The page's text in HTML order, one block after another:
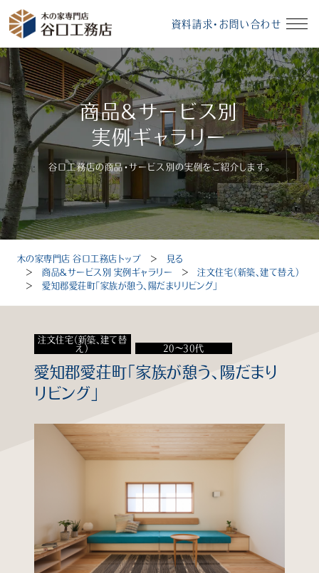
資料請求・お問い合わせ
イベント情報 資料請求・お問い合わせ
モデルハウス 無料相談会
受付時間：10～18時（定休日：毎週水曜、毎月第3火曜）
トップ
選ばれる理由
知る
見る
学ぶ
個人情報保護方針サイトマップ
商品＆サービス別
実例ギャラリー
谷口工務店の商品・サービス別の実例をご紹介します。
木の家専門店 谷口工務店トップ ＞
見る
＞商品＆サービス別 実例ギャラリー ＞注文住宅（新築、建て替え）
＞愛知郡愛荘町「家族が憩う、陽だまりリビング」
注文住宅（新築、建て替
え）
20～30代
愛知郡愛荘町「家族が憩う、陽だまり
リビング」